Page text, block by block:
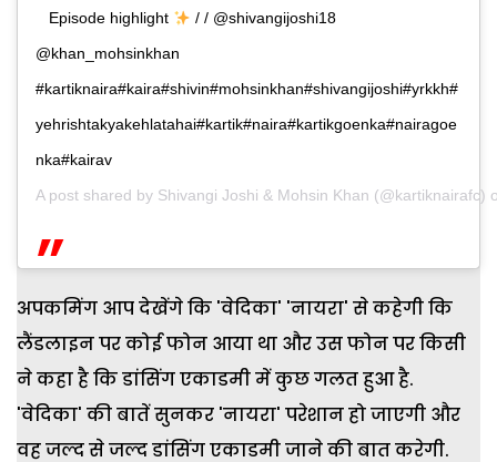
Episode highlight
/ / @shivangijoshi18
@khan_mohsinkhan
#kartiknaira#kaira#shivin#mohsinkhan#shivangijoshi#yrkkh#
yehrishtakyakehlatahai#kartik#naira#kartikgoenka#nairagoe
nka#kairav
A post shared by Shivangi Joshi & Mohsin Khan (@kartiknairafc)
अपकमिंग आप देखेंगे कि 'वेदिका' 'नायरा' से कहेगी कि
लैंडलाइन पर कोई फोन आया था और उस फोन पर किसी
ने कहा है कि डांसिंग एकाडमी में कुछ गलत हुआ है.
'वेदिका' की बातें सुनकर 'नायरा' परेशान हो जाएगी और
वह जल्द से जल्द डांसिंग एकाडमी जाने की बात करेगी.